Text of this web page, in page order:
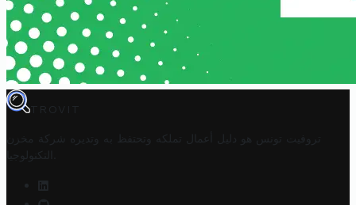
TROVIT
تروفيت تونس هو دليل أعمال تملكه وتحتفظ به وتديره
شركة مخزن
التكنولوجيا